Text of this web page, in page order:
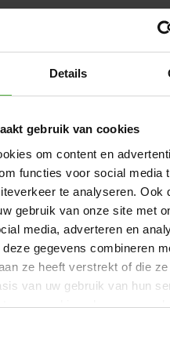
Details
gebruik van cookies
om content en
functies voor social media
te analyseren. Ook
gebruik van onze site met
media, adverteren en
gegevens combineren
ze heeft verstrekt of die
van uw gebruik van hun
onze cookies als u onze
all information
MED